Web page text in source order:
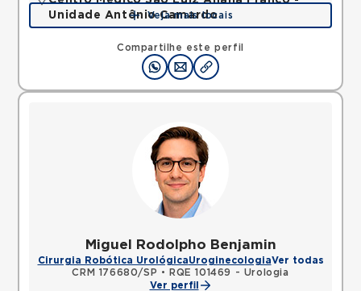
Compartilhe este perfil
Unidade Antônio Camardo
Rua Antonio Camardo, Tatuape, Sao Paulo, SP,
Mapa
Veja mais locais
Miguel Rodolpho Benjamin
Cirurgia Robótica UrológicaUroginecologiaVer todas
CRM 176680/SP •
RQE 101469 - Urologia
Ver perfil